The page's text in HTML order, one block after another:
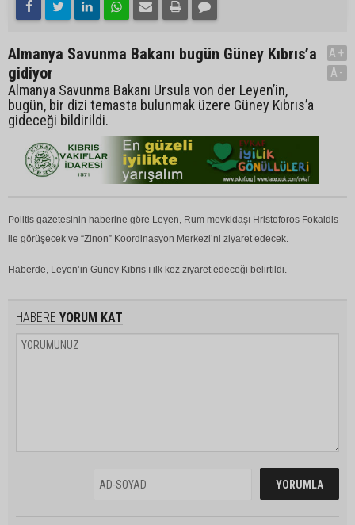
Almanya Savunma Bakanı bugün Güney Kıbrıs’a
gidiyor
Almanya Savunma Bakanı Ursula von der Leyen’in,
bugün, bir dizi temasta bulunmak üzere Güney Kıbrıs’a
gideceği bildirildi.
A+
A-
Politis gazetesinin haberine göre Leyen, Rum mevkidaşı Hristoforos Fokaidis
ile görüşecek ve “Zinon” Koordinasyon Merkezi’ni ziyaret edecek.
Haberde, Leyen’in Güney Kıbrıs’ı ilk kez ziyaret edeceği belirtildi.
HABERE YORUM KAT